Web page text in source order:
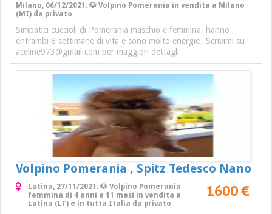
Milano, 06/12/2021: 🐶 Volpino Pomerania in vendita a Milano
(MI) da privato
Simpatici cuccioli di Pomerania maschio e femmina, hanno
entrambi 8 settimane di vita e sono molto energici. Scrivimi su
aceline973@gmail.com per maggiori dettagli
Volpino Pomerania , Spitz Tedesco Nano
1600 €
Latina, 27/11/2021: 🐶 Volpino Pomerania
femmina di 4 anni e 11 mesi in vendita a
Latina (LT) e in tutta Italia da privato